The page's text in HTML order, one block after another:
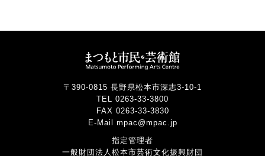
〒390-0815 長野県松本市深志3-10-1
TEL 0263-33-3800
FAX 0263-33-3830
E-Mail mpac@mpac.jp
指定管理者
一般財団法人松本市芸術文化振興財団